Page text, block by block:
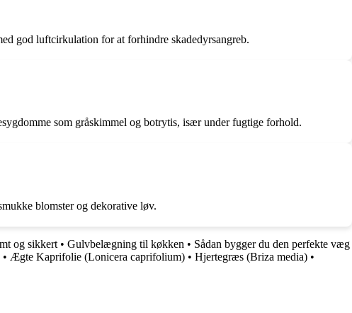
god luftcirkulation for at forhindre skadedyrsangreb.
som gråskimmel og botrytis, især under fugtige forhold.
blomster og dekorative løv.
og sikkert • Gulvbelægning til køkken • Sådan bygger du den perfekte væg
• Ægte Kaprifolie (Lonicera caprifolium) • Hjertegræs (Briza media) •